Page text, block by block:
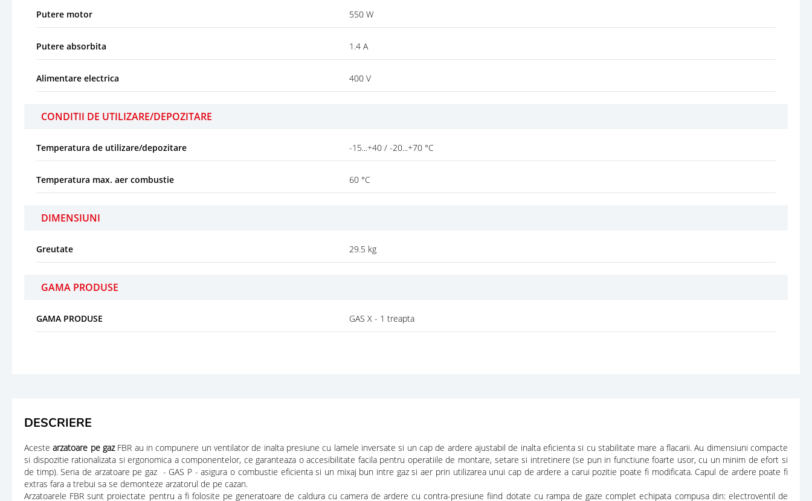
Putere motor 550 W
Putere absorbita 1.4 A
Alimentare electrica 400 V
CONDITII DE UTILIZARE/DEPOZITARE
Temperatura de utilizare/depozitare -15...+40 / -20...+70 °C
Temperatura max. aer combustie 60 °C
DIMENSIUNI
Greutate 29.5 kg
GAMA PRODUSE
GAMA PRODUSE GAS X - 1 treapta
DESCRIERE
Acestearzatoare pe gazFBR au in compunere un ventilator de inalta presiune cu lamele inversate si un cap de ardere ajustabil de inalta eficienta si cu stabilitate mare a flacarii. Au dimensiuni compacte
si dispozitie rationalizata si ergonomica a componentelor, ce garanteaza o accesibilitate facila pentru operatiile de montare, setare si intretinere (se pun in functiune foarte usor, cu un minim de efort si
de timp). Seria de arzatoare pe gaz - GAS P - asigura o combustie eficienta si un mixaj bun intre gaz si aer prin utilizarea unui cap de ardere a carui pozitie poate fi modificata. Capul de ardere poate fi
extras fara a trebui sa se demonteze arzatorul de pe cazan.
Arzatoarele FBR sunt proiectate pentru a fi folosite pe generatoare de caldura cu camera de ardere cu contra-presiune fiind dotate cu rampa de gaze complet echipata compusa din: electroventil de